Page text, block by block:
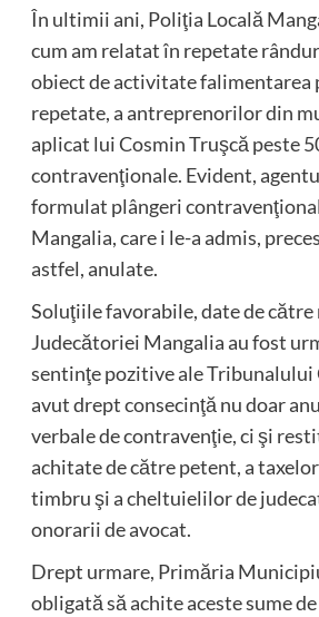
În ultimii ani, Poliţia Locală
cum am relatat în repetate
obiect de activitate falimentarea
repetate, a antreprenorilor din
aplicat lui Cosmin Truşcă peste
contravenţionale. Evident,
formulat plângeri
Mangalia, care i le-a admis,
astfel, anulate.
Soluţiile favorabile, date de
Judecătoriei Mangalia au fost
sentinţe pozitive ale Tribunalului
avut drept consecinţă nu doar
verbale de contravenţie, ci şi
achitate de către petent, a
timbru şi a cheltuielilor de
onorarii de avocat.
Drept urmare, Primăria
obligată să achite aceste sume